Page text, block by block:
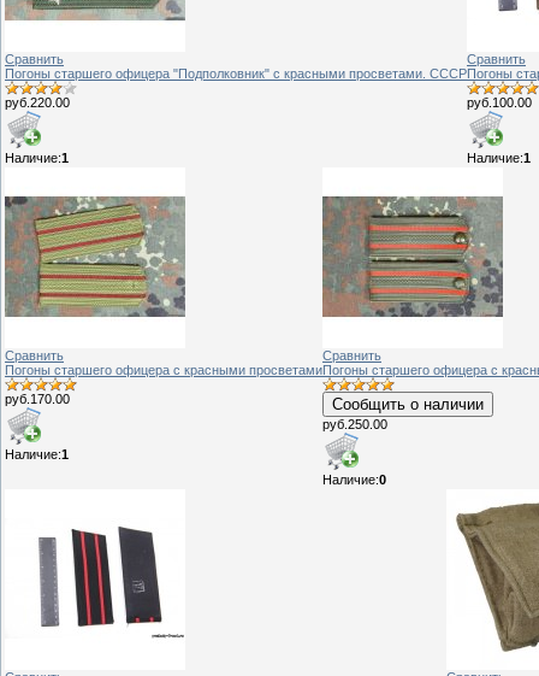
Сравнить
Погоны старшего офицера "Подполковник" с красными просветами. СССР
руб.220.00
Наличие:1
Сравнить
Погоны
руб.100.00
Наличие:1
Сравнить
Погоны старшего офицера с красными просветами
руб.170.00
Наличие:1
Сравнить
Погоны старшего офицера с
Сообщить о наличии
руб.250.00
Наличие:0